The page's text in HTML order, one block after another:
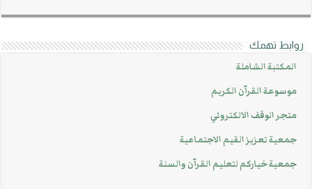
روابط تهمك
المكتبة الشاملة
موسوعة القرآن الكريم
متجر الوقف الالكتروني
جمعية تعزيز القيم الاجتماعية
جمعية خياركم لتعليم القرآن والسنة